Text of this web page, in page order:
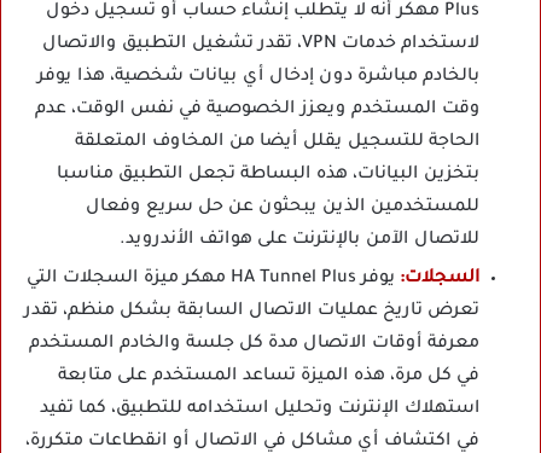
Plus مهكر أنه لا يتطلب إنشاء حساب أو تسجيل دخول
لاستخدام خدمات VPN، تقدر تشغيل التطبيق والاتصال
بالخادم مباشرة دون إدخال أي بيانات شخصية، هذا يوفر
وقت المستخدم ويعزز الخصوصية في نفس الوقت، عدم
الحاجة للتسجيل يقلل أيضا من المخاوف المتعلقة
بتخزين البيانات، هذه البساطة تجعل التطبيق مناسبا
للمستخدمين الذين يبحثون عن حل سريع وفعال
للاتصال الآمن بالإنترنت على هواتف الأندرويد.
السجلات:
يوفر HA Tunnel Plus مهكر ميزة السجلات التي
تعرض تاريخ عمليات الاتصال السابقة بشكل منظم، تقدر
معرفة أوقات الاتصال مدة كل جلسة والخادم المستخدم
في كل مرة، هذه الميزة تساعد المستخدم على متابعة
استهلاك الإنترنت وتحليل استخدامه للتطبيق، كما تفيد
في اكتشاف أي مشاكل في الاتصال أو انقطاعات متكررة،